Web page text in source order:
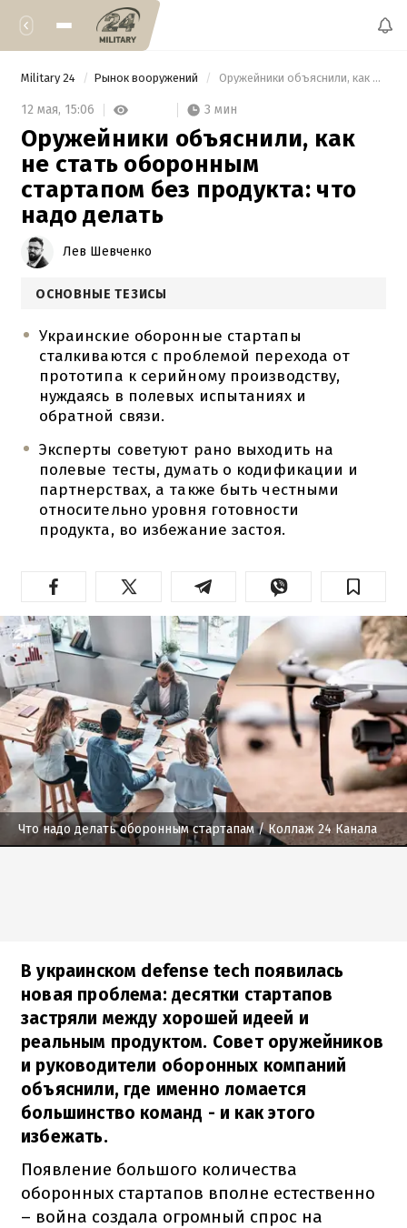
Military 24 Рынок вооружений Оружейники объяснили, как не стать оборонным стартапом без продукта: что надо делать
12 мая, 15:06 3 мин
Оружейники объяснили, как
не стать оборонным
стартапом без продукта: что
надо делать
Лев Шевченко
ОСНОВНЫЕ ТЕЗИСЫ
Украинские оборонные стартапы
сталкиваются с проблемой перехода от
прототипа к серийному производству,
нуждаясь в полевых испытаниях и
обратной связи.
Эксперты советуют рано выходить на
полевые тесты, думать о кодификации и
партнерствах, а также быть честными
относительно уровня готовности
продукта, во избежание застоя.
Что надо делать оборонным стартапам/ Коллаж 24 Канала
В украинском defense tech появилась
новая проблема: десятки стартапов
застряли между хорошей идеей и
реальным продуктом. Совет оружейников
и руководители оборонных компаний
объяснили, где именно ломается
большинство команд - и как этого
избежать.
Появление большого количества
оборонных стартапов вполне естественно
– война создала огромный спрос на